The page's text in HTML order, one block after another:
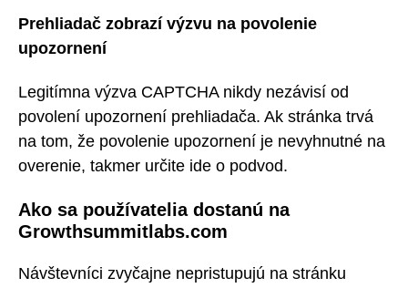
Prehliadač zobrazí výzvu na povolenie
upozornení
Legitímna výzva CAPTCHA nikdy nezávisí od
povolení upozornení prehliadača. Ak stránka trvá
na tom, že povolenie upozornení je nevyhnutné na
overenie, takmer určite ide o podvod.
Ako sa používatelia dostanú na
Growthsummitlabs.com
Návštevníci zvyčajne nepristupujú na stránku